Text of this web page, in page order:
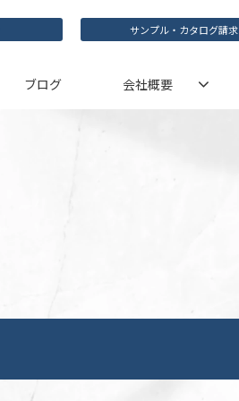
サンプル・カタログ請求
ブログ 会社概要